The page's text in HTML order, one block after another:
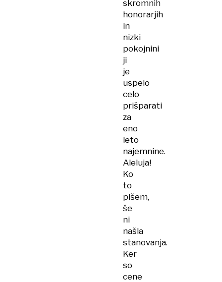
skromnih
honorarjih
in
nizki
pokojnini
ji
je
uspelo
celo
prišparati
za
eno
leto
najemnine.
Aleluja!
Ko
to
pišem,
še
ni
našla
stanovanja.
Ker
so
cene